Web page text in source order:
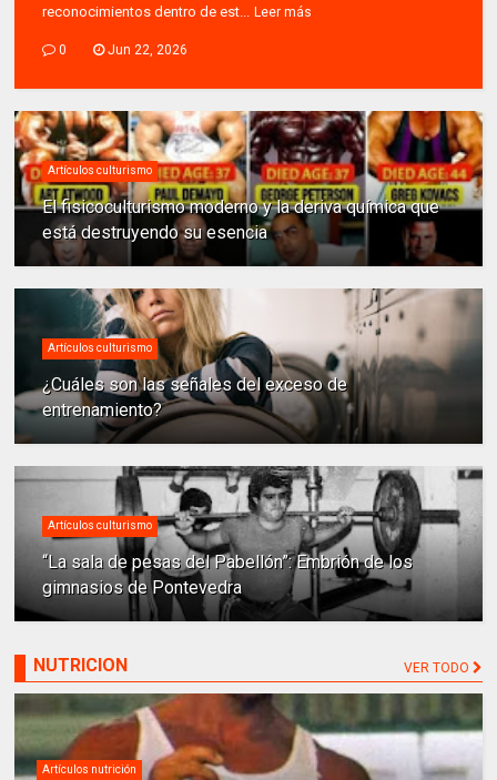
reconocimientos dentro de est... Leer más
0 Jun 22, 2026
Artículos culturismo
El fisicoculturismo moderno y la deriva química que
está destruyendo su esencia
Artículos culturismo
¿Cuáles son las señales del exceso de
entrenamiento?
Artículos culturismo
“La sala de pesas del Pabellón”: Embrión de los
gimnasios de Pontevedra
NUTRICION VER TODO
Artículos nutrición